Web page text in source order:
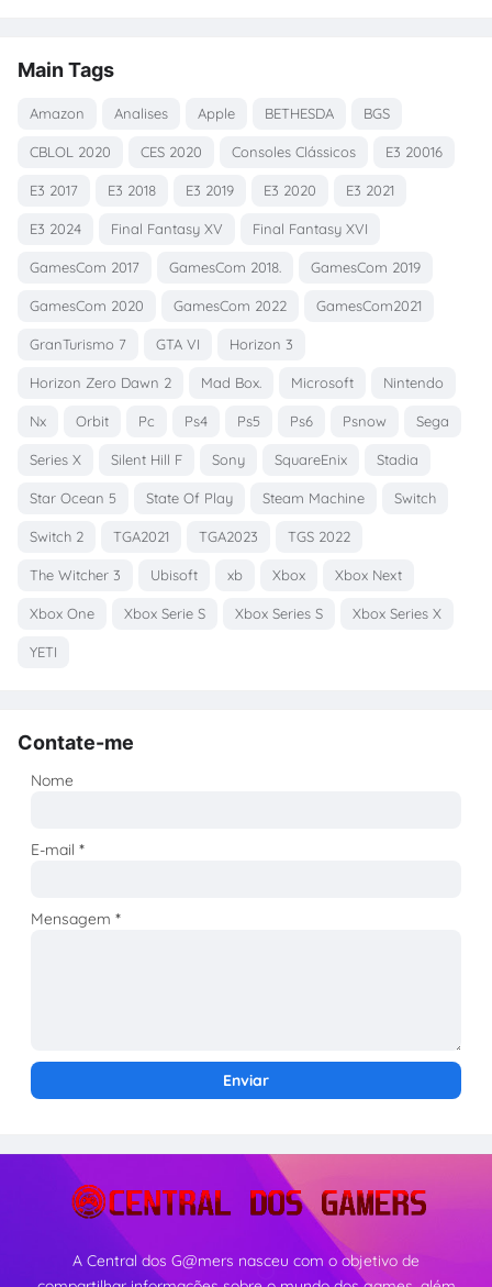
Main Tags
Amazon Analises Apple BETHESDA BGS
CBLOL 2020 CES 2020 Consoles Clássicos E3 20016
E3 2017 E3 2018 E3 2019 E3 2020 E3 2021
E3 2024 Final Fantasy XV Final Fantasy XVI
GamesCom 2017 GamesCom 2018. GamesCom 2019
GamesCom 2020 GamesCom 2022 GamesCom2021
GranTurismo 7 GTA VI Horizon 3
Horizon Zero Dawn 2 Mad Box. Microsoft Nintendo
Nx Orbit Pc Ps4 Ps5 Ps6 Psnow Sega
Series X Silent Hill F Sony SquareEnix Stadia
Star Ocean 5 State Of Play Steam Machine Switch
Switch 2 TGA2021 TGA2023 TGS 2022
The Witcher 3 Ubisoft xb Xbox Xbox Next
Xbox One Xbox Serie S Xbox Series S Xbox Series X
YETI
Contate-me
Nome
E-mail*
Mensagem*
A Central dos G@mers nasceu com o objetivo de